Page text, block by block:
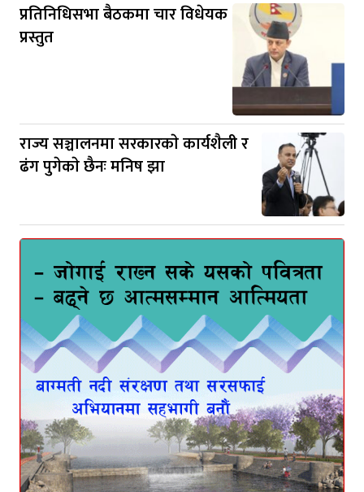
प्रतिनिधिसभा बैठकमा चार विधेयक
प्रस्तुत
राज्य सञ्चालनमा सरकारकाे कार्यशैली र
ढंग पुगेकाे छैनः मनिष झा